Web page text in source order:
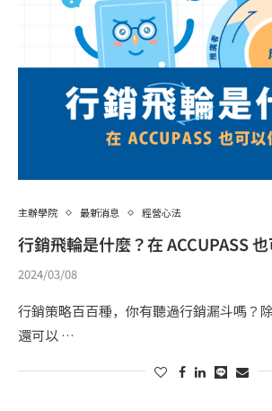
主辦學院 最新消息 經營心法
行銷飛輪是什麼？在 ACCUPASS 也
2024/03/08
行銷策略百百種，你有聽過行銷漏斗嗎？
還可以 …